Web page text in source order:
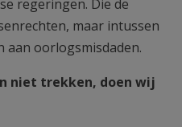
regeringen. Die de
maar intussen
aan oorlogsmisdaden.
niet trekken, doen wij